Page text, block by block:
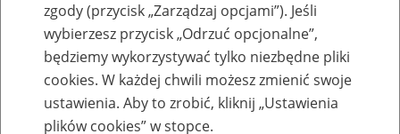
Baza zlikwidowanych lub
przekształconych zakładów pracy
zgody (przycisk „Zarządzaj opcjami”). Jeśli
wybierzesz przycisk „Odrzuć opcjonalne”,
będziemy wykorzystywać tylko niezbędne pliki
cookies. W każdej chwili możesz zmienić swoje
ustawienia. Aby to zrobić, kliknij „Ustawienia
plików cookies” w stopce.